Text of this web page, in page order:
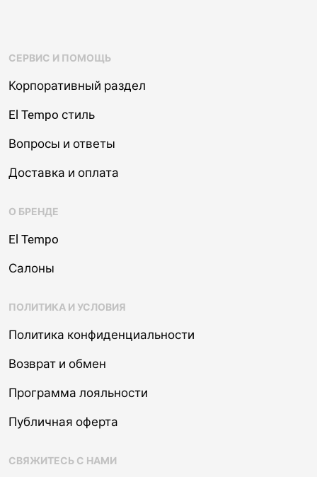
СЕРВИС И ПОМОЩЬ
Корпоративный раздел
El Tempo стиль
Вопросы и ответы
Доставка и оплата
О БРЕНДЕ
El Tempo
Салоны
ПОЛИТИКА И УСЛОВИЯ
Политика конфиденциальности
Возврат и обмен
Программа лояльности
Публичная оферта
СВЯЖИТЕСЬ С НАМИ